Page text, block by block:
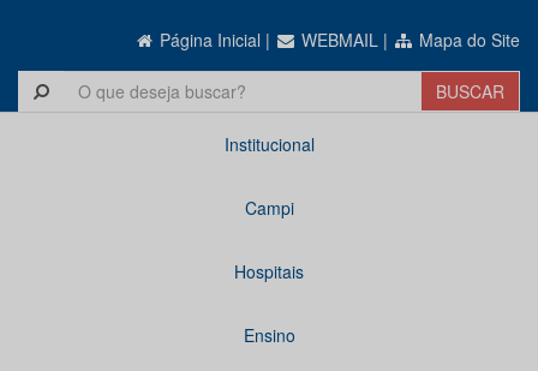
Página Inicial | WEBMAIL | Mapa do Site
Institucional
Campi
Hospitais
Ensino